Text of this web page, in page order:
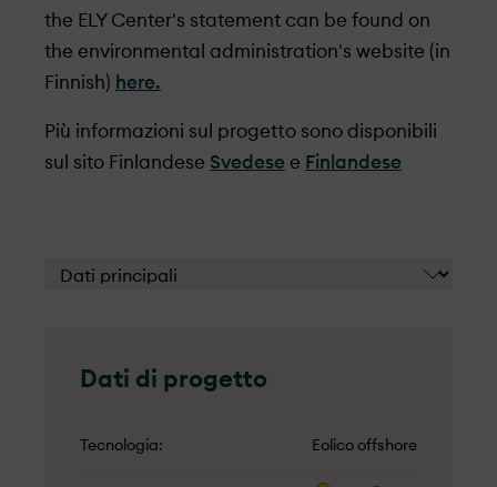
the ELY Center's statement can be found on
the environmental administration's website (in
Finnish) here.
Più informazioni sul progetto sono disponibili
sul sito Finlandese Svedese e Finlandese
Dati di progetto
Tecnologia Eolico offshore